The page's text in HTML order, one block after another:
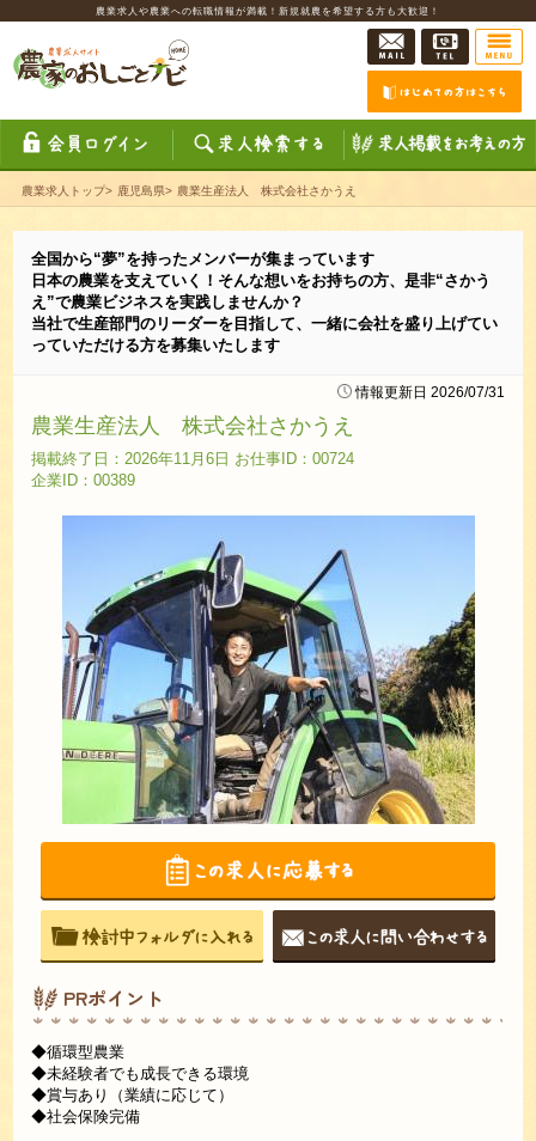
農業求人や農業への転職情報が満載！新規就農を希望する方も大歓迎！
農業求人トップ> 鹿児島県> 農業生産法人 株式会社さかうえ
全国から“夢”を持ったメンバーが集まっています
日本の農業を支えていく！そんな想いをお持ちの方、是非“さかう
え”で農業ビジネスを実践しませんか？
当社で生産部門のリーダーを目指して、一緒に会社を盛り上げてい
っていただける方を募集いたします
情報更新日 2026/07/31
農業生産法人 株式会社さかうえ
掲載終了日：2026年11月6日 お仕事ID：00724
企業ID：00389
PRポイント
◆循環型農業
◆未経験者でも成長できる環境
◆賞与あり（業績に応じて）
◆社会保険完備